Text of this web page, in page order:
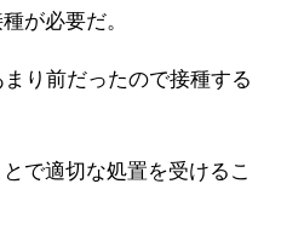
が必要だ。
り前だったので接種する
で適切な処置を受けるこ